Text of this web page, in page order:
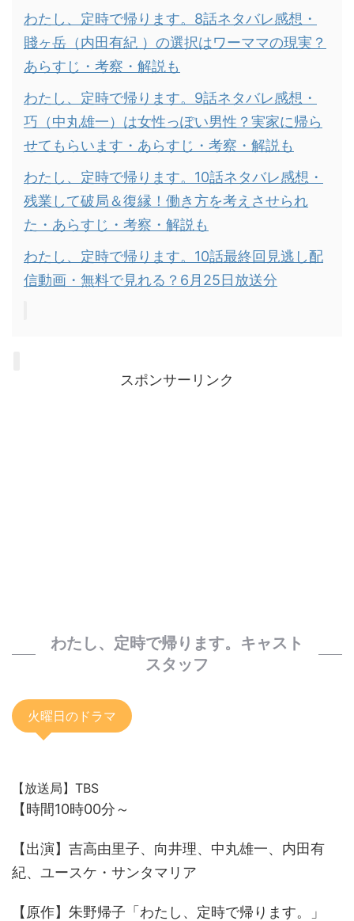
わたし、定時で帰ります。8話ネタバレ感想・
賤ヶ岳（内田有紀 ）の選択はワーママの現実？
あらすじ・考察・解説も
わたし、定時で帰ります。9話ネタバレ感想・
巧（中丸雄一）は女性っぽい男性？実家に帰ら
せてもらいます・あらすじ・考察・解説も
わたし、定時で帰ります。10話ネタバレ感想・
残業して破局＆復縁！働き方を考えさせられ
た・あらすじ・考察・解説も
わたし、定時で帰ります。10話最終回見逃し配
信動画・無料で見れる？6月25日放送分
スポンサーリンク
わたし、定時で帰ります。キャスト
スタッフ
火曜日のドラマ
【放送局】TBS
【時間10時00分～
【出演】吉高由里子、向井理、中丸雄一、内田有
紀、ユースケ・サンタマリア
【原作】朱野帰子「わたし、定時で帰ります。」